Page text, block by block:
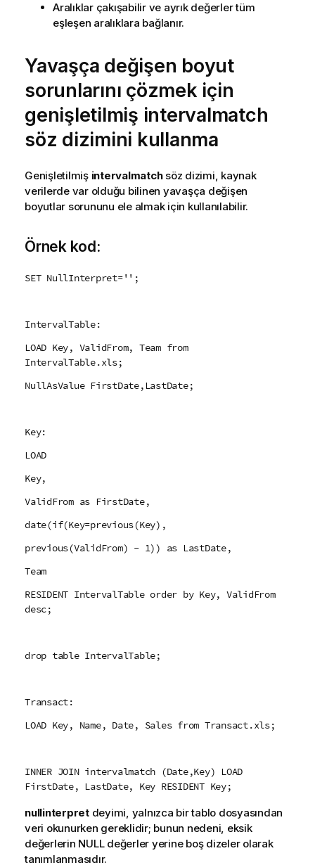
Aralıklar çakışabilir ve ayrık değerler tüm
eşleşen aralıklara bağlanır.
Yavaşça değişen boyut
sorunlarını çözmek için
genişletilmiş intervalmatch
söz dizimini kullanma
Genişletilmiş intervalmatchsöz dizimi, kaynak
verilerde var olduğu bilinen yavaşça değişen
boyutlar sorununu ele almak için kullanılabilir.
Örnek kod:
SET NullInterpret='';
IntervalTable:
LOAD Key, ValidFrom, Team from
IntervalTable.xls;
NullAsValue FirstDate,LastDate;
Key:
LOAD
Key,
ValidFrom as FirstDate,
date(if(Key=previous(Key),
previous(ValidFrom) - 1)) as LastDate,
Team
RESIDENT IntervalTable order by Key, ValidFrom
desc;
drop table IntervalTable;
Transact:
LOAD Key, Name, Date, Sales from Transact.xls;
INNER JOIN intervalmatch (Date,Key) LOAD
FirstDate, LastDate, Key RESIDENT Key;
nullinterpretdeyimi, yalnızca bir tablo dosyasından
veri okunurken gereklidir; bunun nedeni, eksik
değerlerin NULLdeğerler yerine boş dizeler olarak
tanımlanmasıdır.